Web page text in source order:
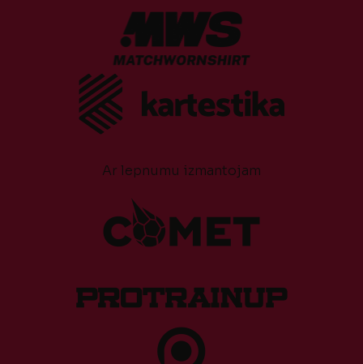
Ar lepnumu izmantojam